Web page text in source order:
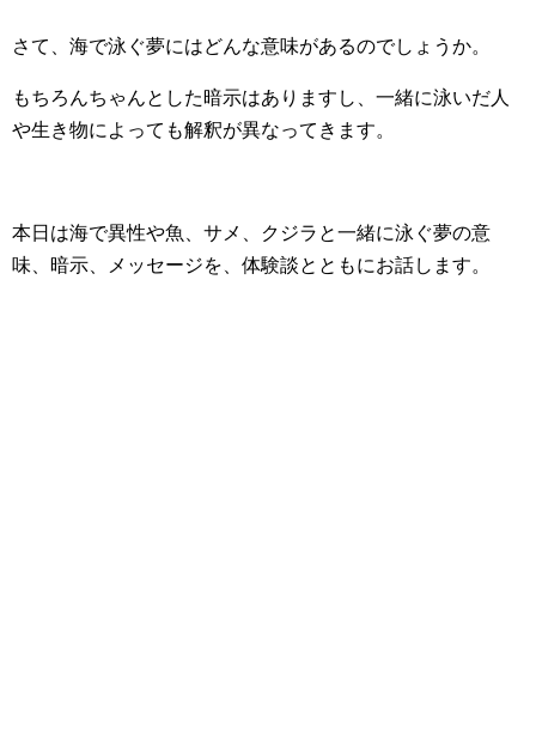
さて、海で泳ぐ夢にはどんな意味があるのでしょうか。
もちろんちゃんとした暗示はありますし、一緒に泳いだ人
や生き物によっても解釈が異なってきます。
本日は海で異性や魚、サメ、クジラと一緒に泳ぐ夢の意
味、暗示、メッセージを、体験談とともにお話します。